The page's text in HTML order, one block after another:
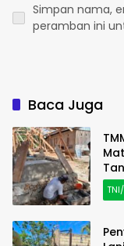
Simpan nama,
peramban ini
Baca Juga